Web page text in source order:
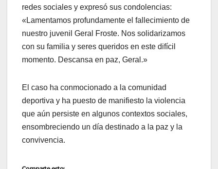
redes sociales y expresó sus condolencias:
«Lamentamos profundamente el fallecimiento de
nuestro juvenil Geral Froste. Nos solidarizamos
con su familia y seres queridos en este difícil
momento. Descansa en paz, Geral.»
El caso ha conmocionado a la comunidad
deportiva y ha puesto de manifiesto la violencia
que aún persiste en algunos contextos sociales,
ensombreciendo un día destinado a la paz y la
convivencia.